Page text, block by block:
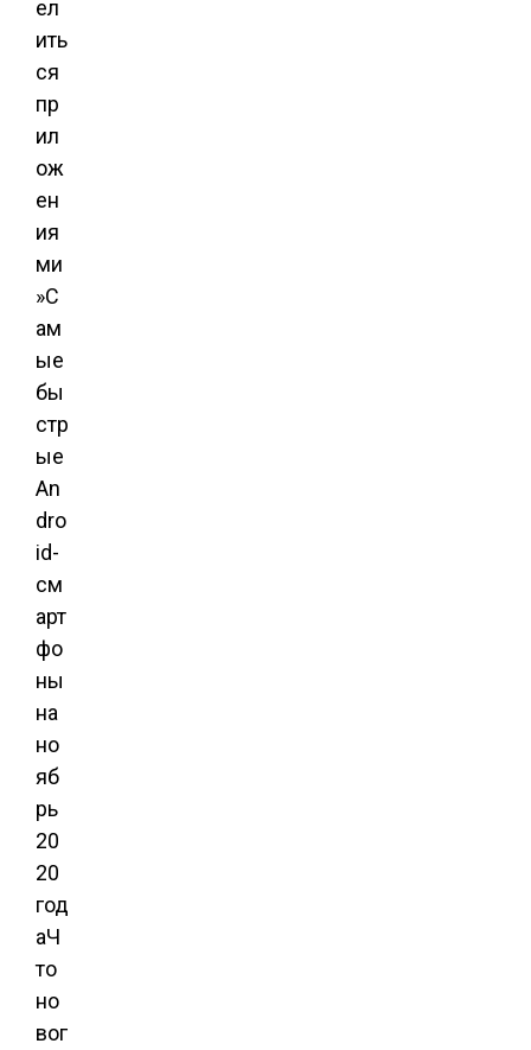
ел
ить
ся
пр
ил
ож
ен
ия
ми
»С
ам
ые
бы
стр
ые
An
dro
id-
см
арт
фо
ны
на
но
яб
рь
20
20
год
аЧ
то
но
вог